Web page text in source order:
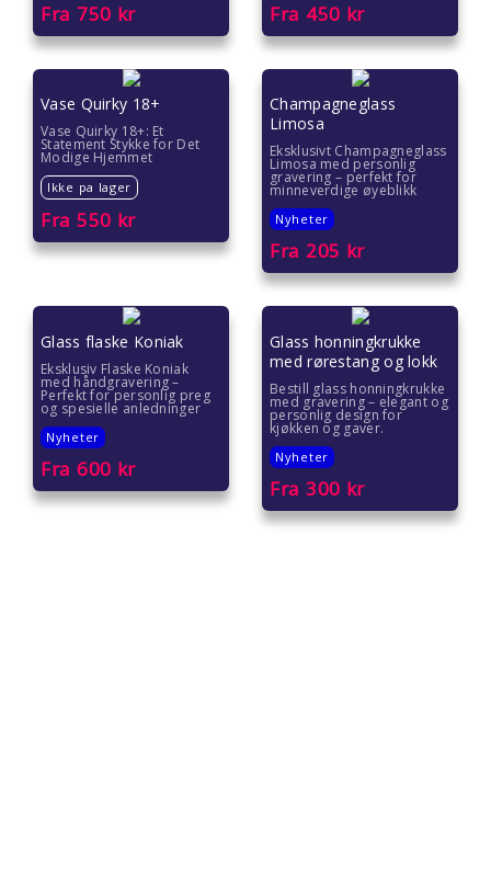
Fra 750 kr Fra 450 kr
Vase Quirky 18+
Vase Quirky 18+: Et
Statement Stykke for Det
Modige Hjemmet
Ikke pa lager
Fra 550 kr
Champagneglass
Limosa
Eksklusivt Champagneglass
Limosa med personlig
gravering – perfekt for
minneverdige øyeblikk
Nyheter
Fra 205 kr
Glass flaske Koniak
Eksklusiv Flaske Koniak
med håndgravering –
Perfekt for personlig preg
og spesielle anledninger
Nyheter
Fra 600 kr
Glass honningkrukke
med rørestang og lokk
Bestill glass honningkrukke
med gravering – elegant og
personlig design for
kjøkken og gaver.
Nyheter
Fra 300 kr